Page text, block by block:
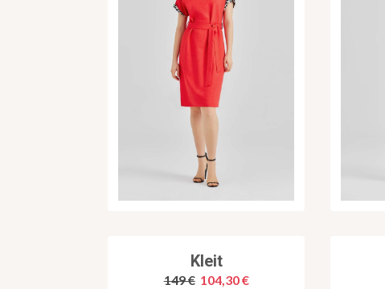
Kleit
149 € 104,30 €